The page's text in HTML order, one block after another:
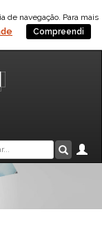
de navegação. Para mais
Compreendi